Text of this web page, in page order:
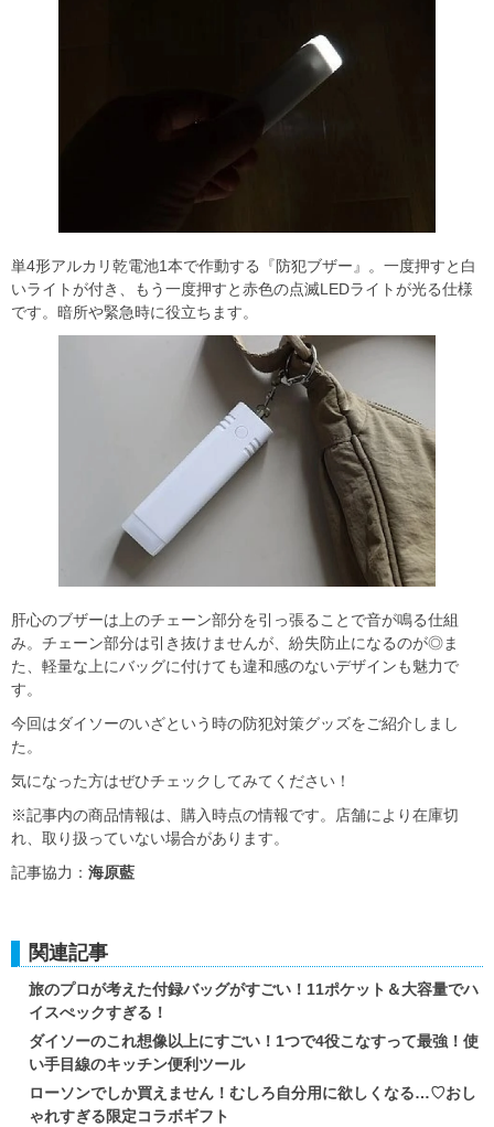
単4形アルカリ乾電池1本で作動する『防犯ブザー』。一度押すと白
いライトが付き、もう一度押すと赤色の点滅LEDライトが光る仕様
です。暗所や緊急時に役立ちます。
肝心のブザーは上のチェーン部分を引っ張ることで音が鳴る仕組
み。チェーン部分は引き抜けませんが、紛失防止になるのが◎ま
た、軽量な上にバッグに付けても違和感のないデザインも魅力で
す。
今回はダイソーのいざという時の防犯対策グッズをご紹介しまし
た。
気になった方はぜひチェックしてみてください！
※記事内の商品情報は、購入時点の情報です。店舗により在庫切
れ、取り扱っていない場合があります。
記事協力： 海原藍
関連記事
旅のプロが考えた付録バッグがすごい！11ポケット＆大容量でハ
イスぺックすぎる！
ダイソーのこれ想像以上にすごい！1つで4役こなすって最強！使
い手目線のキッチン便利ツール
ローソンでしか買えません！むしろ自分用に欲しくなる…♡おし
ゃれすぎる限定コラボギフト